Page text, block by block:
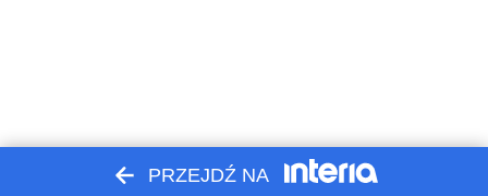
PRZEJDŹ NA